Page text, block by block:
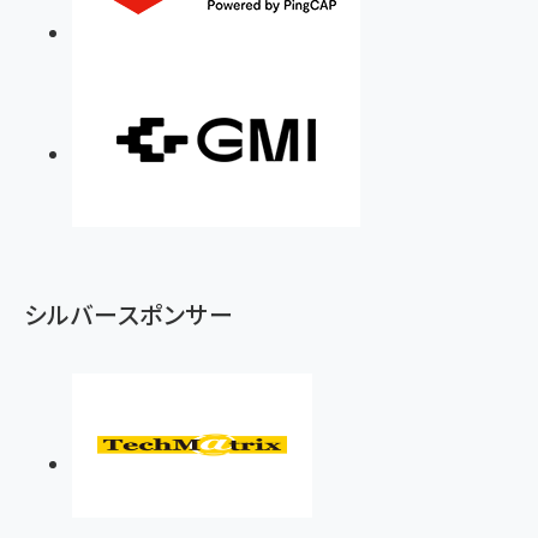
シルバースポンサー